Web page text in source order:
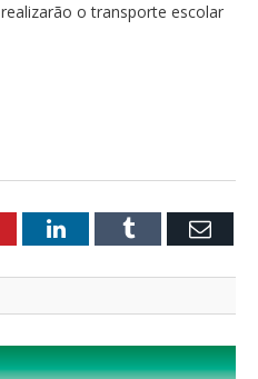
o transporte escolar
LinkedInTumblr Email